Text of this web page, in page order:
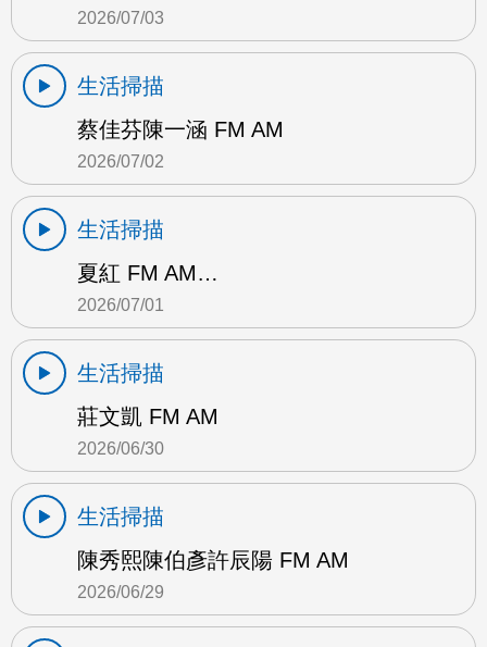
2026/07/03
生活掃描
蔡佳芬陳一涵 FM AM
2026/07/02
生活掃描
夏紅 FM AM…
2026/07/01
生活掃描
莊文凱 FM AM
2026/06/30
生活掃描
陳秀熙陳伯彥許辰陽 FM AM
2026/06/29